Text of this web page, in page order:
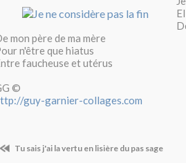
mon père de ma mère
n'être que hiatus
faucheuse et utérus
©
guy-garnier-collages.com
Tu sais j'ai la vertu en lisière du pas sage